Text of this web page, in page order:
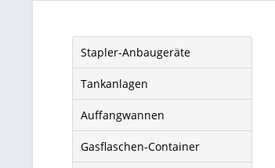
Stapler-Anbaugeräte
Tankanlagen
Auffangwannen
Gasflaschen-Container